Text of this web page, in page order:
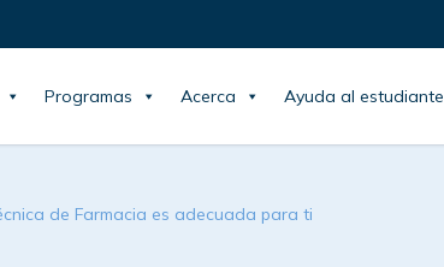
Programas Acerca Ayuda al estudiante
de Farmacia es adecuada para ti